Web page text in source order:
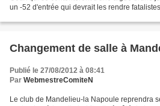
un -52 d'entrée qui devrait les rendre
Changement de salle à
Publié le 27/08/2012 à 08:41
Par WebmestreComiteN
Le club de Mandelieu-la Napoule reprendra